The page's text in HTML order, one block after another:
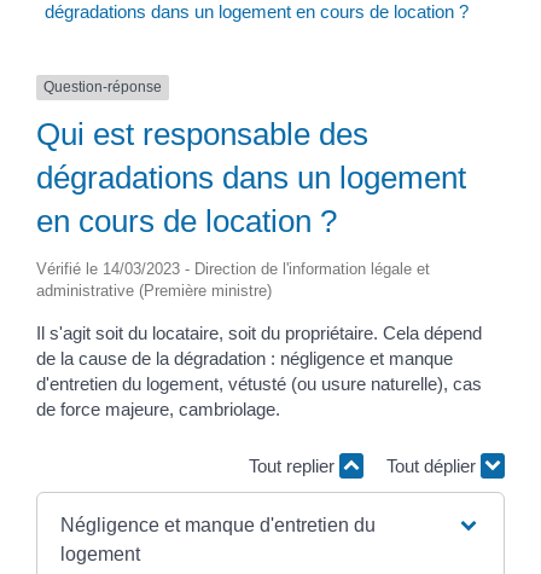
dégradations dans un logement en cours de location ?
Question-réponse
Qui est responsable des
dégradations dans un logement
en cours de location ?
Vérifié le 14/03/2023 - Direction de l'information légale et
administrative (Première ministre)
Il s'agit soit du locataire, soit du propriétaire. Cela dépend
de la cause de la dégradation : négligence et manque
d'entretien du logement, vétusté (ou usure naturelle), cas
de force majeure, cambriolage.
Tout replier Tout déplier
Négligence et manque d'entretien du
logement